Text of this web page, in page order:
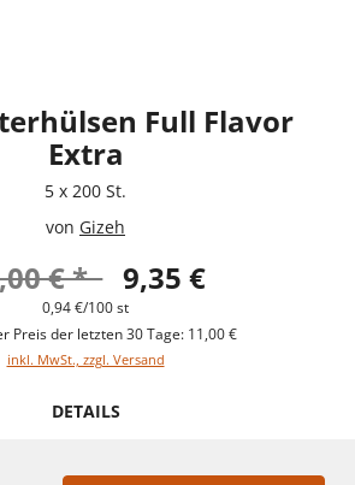
Full Flavor
Extra
5 x 200 St.
von Gizeh
€ * 9,35 €
0,94 €/100 st
Preis der letzten 30 Tage: 11,00 €
inkl. MwSt., zzgl. Versand
DETAILS